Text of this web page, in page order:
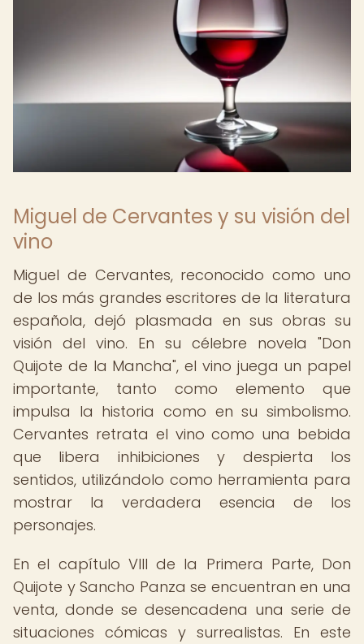
Miguel de Cervantes y su visión del
vino
Miguel de Cervantes, reconocido como uno
de los más grandes escritores de la literatura
española, dejó plasmada en sus obras su
visión del vino. En su célebre novela "Don
Quijote de la Mancha", el vino juega un papel
importante, tanto como elemento que
impulsa la historia como en su simbolismo.
Cervantes retrata el vino como una bebida
que libera inhibiciones y despierta los
sentidos, utilizándolo como herramienta para
mostrar la verdadera esencia de los
personajes.
En el capítulo VIII de la Primera Parte, Don
Quijote y Sancho Panza se encuentran en una
venta, donde se desencadena una serie de
situaciones cómicas y surrealistas. En este